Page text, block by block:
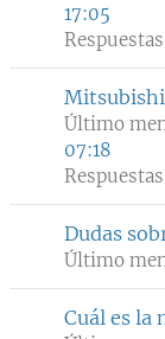
17:05
Último
07:18
Dudas
Último
Cuál es la